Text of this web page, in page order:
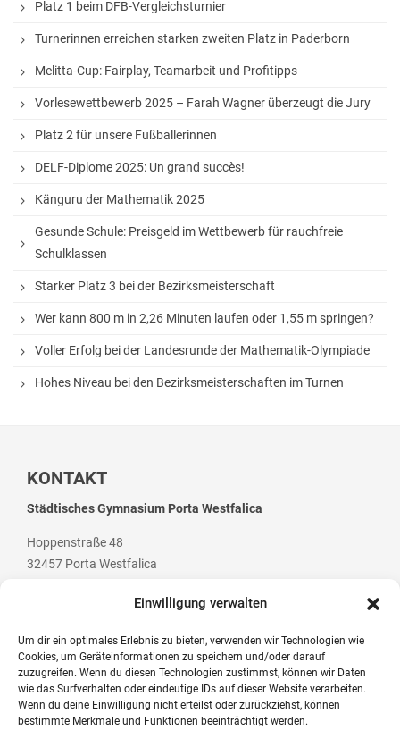
Einwilligung verwalten
Um dir ein optimales Erlebnis zu bieten, verwenden wir Technologien wie
Cookies, um Geräteinformationen zu speichern und/oder darauf
zuzugreifen. Wenn du diesen Technologien zustimmst, können wir Daten
wie das Surfverhalten oder eindeutige IDs auf dieser Website verarbeiten.
Wenn du deine Einwilligung nicht erteilst oder zurückziehst, können
bestimmte Merkmale und Funktionen beeinträchtigt werden.
Auslandsaufenthalte
Ski-Freizeit
Platz 1 beim DFB-Vergleichsturnier
Turnerinnen erreichen starken zweiten Platz in Paderborn
Melitta-Cup: Fairplay, Teamarbeit und Profitipps
Vorlesewettbewerb 2025 – Farah Wagner überzeugt die Jury
Platz 2 für unsere Fußballerinnen
DELF-Diplome 2025: Un grand succès!
Känguru der Mathematik 2025
Gesunde Schule: Preisgeld im Wettbewerb für rauchfreie
Schulklassen
Starker Platz 3 bei der Bezirksmeisterschaft
Wer kann 800 m in 2,26 Minuten laufen oder 1,55 m springen?
Voller Erfolg bei der Landesrunde der Mathematik-Olympiade
Hohes Niveau bei den Bezirksmeisterschaften im Turnen
KONTAKT
Städtisches Gymnasium Porta Westfalica
Hoppenstraße 48
32457 Porta Westfalica
Telefon: +49 (0) 5 71 / 79 84 70
Telefax: +49 (0) 5 71 / 7 07 94
E-Mail: post@gym-pw.de